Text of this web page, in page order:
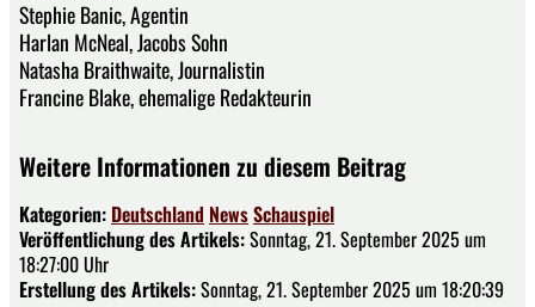
Stephie Banic, Agentin
Harlan McNeal, Jacobs Sohn
Natasha Braithwaite, Journalistin
Francine Blake, ehemalige Redakteurin
Weitere Informationen zu diesem Beitrag
Kategorien: Deutschland NewsSchauspiel
Veröffentlichung des Artikels:Sonntag, 21. September 2025 um
18:27:00 Uhr
Erstellung des Artikels:Sonntag, 21. September 2025 um 18:20:39